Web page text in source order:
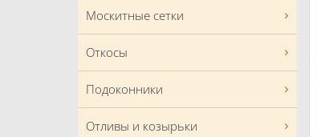
Москитные сетки
Откосы
Подоконники
Отливы и козырьки